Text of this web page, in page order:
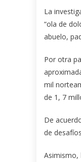
La
“ola de
abuelo,
Por otra
mil
de 1, 7
De
de
Asimismo,